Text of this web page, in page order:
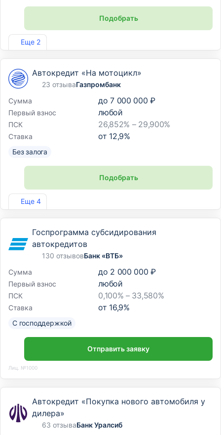
Еще 2
Подобрать
Лиц. №2766
Еще 4
Автокредит «На мотоцикл»
23 отзываГазпромбанк
Сумма
до 7 000 000 ₽
Первый взнос любой
ПСК 26,852% – 29,900%
Ставка от 12,9%
Без залога
Подобрать
Лиц. №354
Госпрограмма субсидирования
автокредитов
130 отзывовБанк «ВТБ»
Сумма
до 2 000 000 ₽
Первый взнос любой
ПСК 0,100% – 33,580%
Ставка от 16,9%
С господдержкой
Отправить заявку
Лиц. №1000
Автокредит «Покупка нового автомобиля у
дилера»
63 отзываБанк Уралсиб